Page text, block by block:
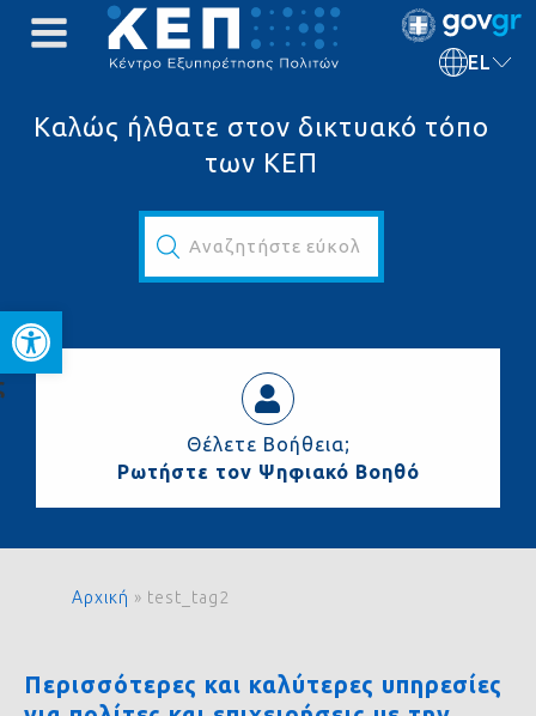
Ανοίξτε τη γραμμή
EL
Καλώς ήλθατε στον δικτυακό τόπο
των ΚΕΠ
Αναζητήστε εύκολα και γρήγορα...
Θέλετε Βοήθεια;
Ρωτήστε τον Ψηφιακό Βοηθό
Αρχική » test_tag2
Περισσότερες και καλύτερες υπηρεσίες